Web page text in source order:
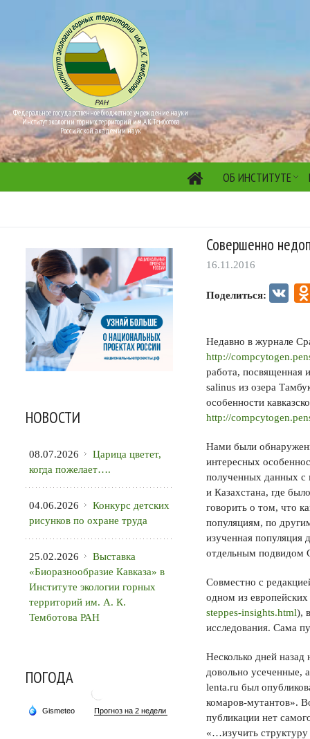
Федеральное государственное бюджетное учреждение науки
Институт экологии горных территорий им. А.К. Темботова
Российской академии наук
ОБ ИНСТИТУТЕ
Совершенно
16.11.2016
Поделиться: VK
Недавно в журнале
http://
работа, посвященная
salinus из озера
особенности
http://
Нами были
интересных
полученных данных с
и Казахстана, где
говорить о том, что
популяциям, по
изученная популяция
отдельным подвидом
Совместно с
одном из
steppes-insights.html),
исследования. Сама
Несколько дней
довольно усеченные,
lenta.ru был
комаров-мутантов».
публикации нет
«…изучить
НОВОСТИ
08.07.2026
Царица цветет,
когда пожелает….
04.06.2026
Конкурс детских
рисунков по охране труда
25.02.2026
Выставка
«Биоразнообразие Кавказа» в
Институте экологии горных
территорий им. А. К.
Темботова РАН
ПОГОДА